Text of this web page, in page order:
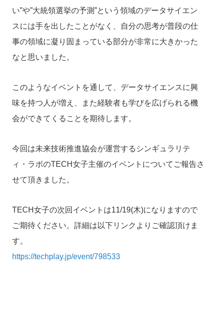
い”や”大統領選挙の予測”という領域のデータサイエン
スには手を出したことがなく、自分の思考が普段の仕
事の領域に凝り固まっている部分が非常に大きかった
なと思いました。
このようなイベントを通して、データサイエンスに興
味を持つ人が増え、また経験者も学びを広げられる機
会ができてくることを期待します。
今回は未来技術推進協会が運営するシンギュラリテ
ィ・ラボのTECH女子主催のイベントについてご報告さ
せて頂きました。
TECH女子の次回イベントは11/19(木)になりますので
ご期待ください。詳細は以下リンクよりご確認頂けま
す。
https://techplay.jp/event/798533